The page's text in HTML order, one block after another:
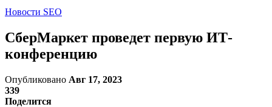
Новости SEO
СберМаркет проведет первую ИТ-
конференцию
Опубликовано Авг 17, 2023
339
Поделится